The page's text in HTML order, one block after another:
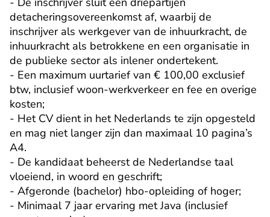
detacheringsovereenkomst af, waarbij de
inschrijver als werkgever van de inhuurkracht, de
inhuurkracht als betrokkene en een organisatie in
de publieke sector als inlener ondertekent.
- Een maximum uurtarief van € 100,00 exclusief
btw, inclusief woon-werkverkeer en fee en overige
kosten;
- Het CV dient in het Nederlands te zijn opgesteld
en mag niet langer zijn dan maximaal 10 pagina’s
A4.
- De kandidaat beheerst de Nederlandse taal
vloeiend, in woord en geschrift;
- Afgeronde (bachelor) hbo-opleiding of hoger;
- Minimaal 7 jaar ervaring met Java (inclusief